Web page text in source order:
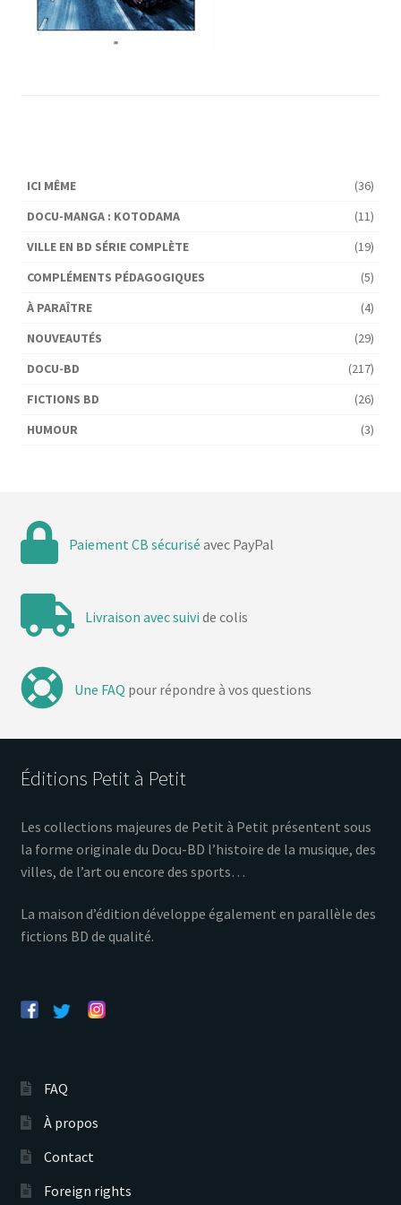
ICI MÊME
(36)
DOCU-MANGA : KOTODAMA
(11)
VILLE EN BD SÉRIE COMPLÈTE
(19)
COMPLÉMENTS PÉDAGOGIQUES
(5)
À PARAÎTRE
(4)
NOUVEAUTÉS
(29)
DOCU-BD
(217)
FICTIONS BD
(26)
HUMOUR
(3)
Paiement CB sécurisé avec PayPal
Livraison avec suivi de colis
Une FAQ pour répondre à vos questions
Éditions Petit à Petit
Les collections majeures de Petit à Petit présentent sous
la forme originale du Docu-BD l’histoire de la musique, des
villes, de l’art ou encore des sports…
La maison d’édition développe également en parallèle des
fictions BD de qualité.
FAQ
À propos
Contact
Foreign rights